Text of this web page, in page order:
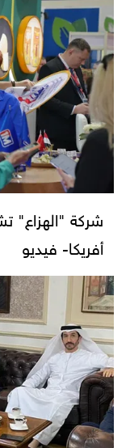
شركة "الهزاع"
أفريكا- فيديو